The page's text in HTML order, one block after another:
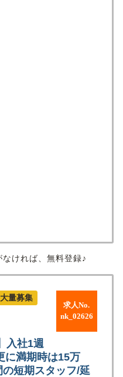
ければ、無料登録♪
求人No.
nk_02626
大量募集
入社1週
に満期時は15万
短期スタッフ/延